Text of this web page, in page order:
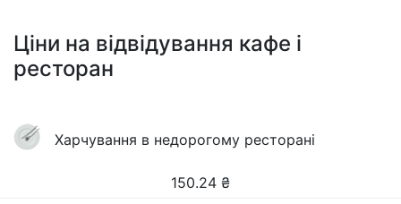
Ціни на відвідування кафе і
ресторан
Харчування в недорогому ресторані
150.24 ₴